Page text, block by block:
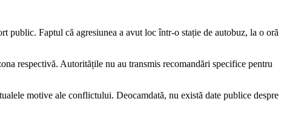
Faptul că agresiunea a avut loc într-o stație de autobuz, la o oră
respectivă. Autoritățile nu au transmis recomandări specifice pentru
motive ale conflictului. Deocamdată, nu există date publice despre